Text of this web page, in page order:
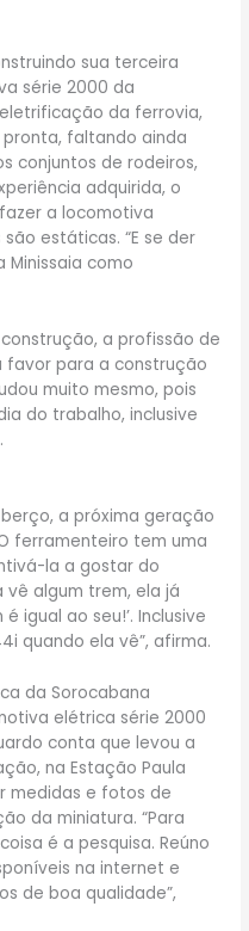
sua terceira
série 2000 da
da ferrovia,
faltando ainda
conjuntos de rodeiros,
adquirida, o
a locomotiva
estáticas. “E se der
como
a profissão de
favor para a construção
muito mesmo, pois
do trabalho, inclusive
a próxima geração
ferramenteiro tem uma
la a gostar do
vê algum trem, ela já
igual ao seu!’. Inclusive
quando ela vê”, afirma.
da Sorocabana
elétrica série 2000
conta que levou a
na Estação Paula
medidas e fotos de
da miniatura. “Para
é a pesquisa. Reúno
na internet e
de boa qualidade”,